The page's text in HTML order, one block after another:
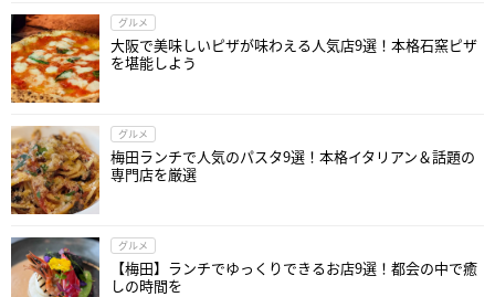
グルメ
大阪で美味しいピザが味わえる人気店9選！本格石窯ピザ
を堪能しよう
グルメ
梅田ランチで人気のパスタ9選！本格イタリアン＆話題の
専門店を厳選
グルメ
【梅田】ランチでゆっくりできるお店9選！都会の中で癒
しの時間を